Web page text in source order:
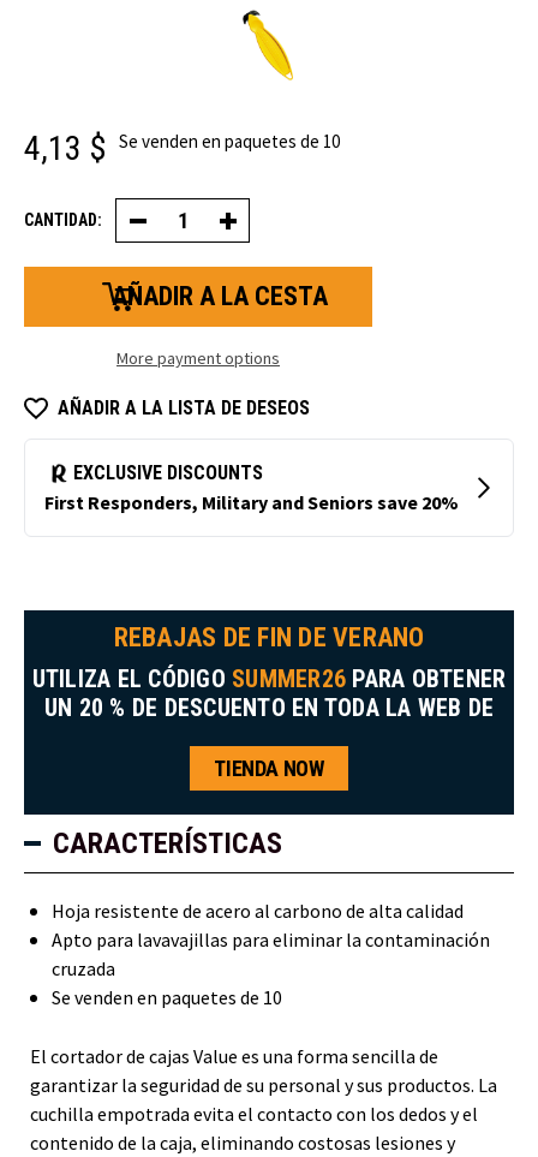
4,13 $ Se venden en paquetes de 10
CANTIDAD: Disminuir
la
cantidad
de
valor
de
Aumentar
la
cantidad
Value
Cutter
More payment options
AÑADIR A LA LISTA DE DESEOS
REBAJAS DE FIN DE VERANO
UTILIZA EL CÓDIGO SUMMER26 PARA OBTENER
UN 20 % DE DESCUENTO EN TODA LA WEB DE
TIENDA NOW
CARACTERÍSTICAS
Hoja resistente de acero al carbono de alta calidad
Apto para lavavajillas para eliminar la contaminación
cruzada
Se venden en paquetes de 10
El cortador de cajas Value es una forma sencilla de
garantizar la seguridad de su personal y sus productos. La
cuchilla empotrada evita el contacto con los dedos y el
contenido de la caja, eliminando costosas lesiones y